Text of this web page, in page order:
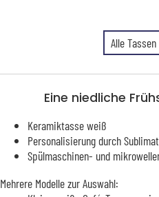
Alle
Eine niedliche
Keramiktasse weiß
Personalisierung durch
Spülmaschinen- und
Mehrere Modelle zur Auswahl: